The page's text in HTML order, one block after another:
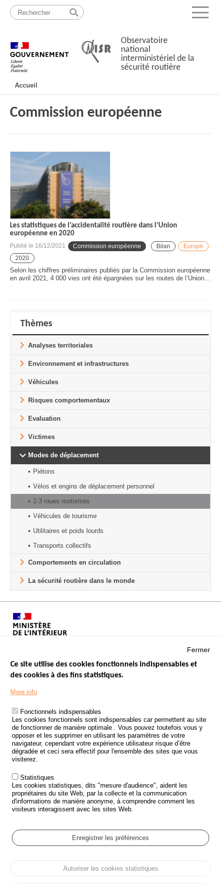
Passer
contenu
Menu
Observatoire
national
interministériel de la
sécurité routière
principale
Accueil
Commission européenne
Les statistiques de l’accidentalité routière dans l’Union
européenne en 2020
Publié le 16/12/2021 Commission européenne Bilan
Europe
2020
Selon les chiffres préliminaires publiés par la Commission européenne
en avril 2021, 4 000 vies ont été épargnées sur les routes de l’Union...
Thèmes
Analyses territoriales
Environnement et infrastructures
Véhicules
Risques comportementaux
Evaluation
Victimes
Modes de déplacement
Piétons
Vélos et engins de déplacement personnel
2-3 roues motorisés
Véhicules de tourisme
Utilitaires et poids lourds
Transports collectifs
Comportements en circulation
La sécurité routière dans le monde
Menu
Footer
LES SITES PUBLICS
ÉTAT DE L’INSÉCURITÉ ROUTIÈRE
TRAITEMENT DES DONNÉES PERSONNELLES DES ACCIDENTS DE
LA ROUTE
ETUDES ET RECHERCHES
APPEL À PROJETS
POLITIQUE DE SÉCURITÉ ROUTIÈRE
Outils
AGENDA
GLOSSAIRE
Cookie settings
Protection des données personnelles et Cookies
Fermer
Ce site utilise des cookies fonctionnels indispensables et
des cookies à des fins statistiques.
More info
Fonctionnels indispensables
Les cookies fonctionnels sont indispensables car permettent au site
de fonctionner de manière optimale . Vous pouvez toutefois vous y
opposer et les supprimer en utilisant les paramètres de votre
navigateur, cependant votre expérience utilisateur risque d’être
dégradée et ceci sera effectif pour l'ensemble des sites que vous
visiterez.
Statistiques
Les cookies statistiques, dits "mesure d'audience", aident les
propriétaires du site Web, par la collecte et la communication
d'informations de manière anonyme, à comprendre comment les
visiteurs interagissent avec les sites Web.
Enregistrer les préférences
Autoriser les cookies statistiques